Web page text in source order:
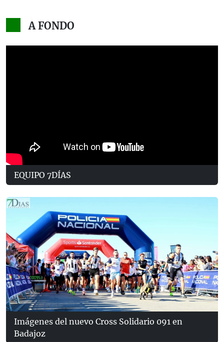
A FONDO
EQUIPO 7DÍAS
Imágenes del nuevo Cross Solidario 091 en
Badajoz